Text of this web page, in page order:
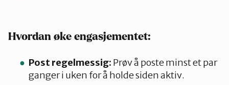
Hvordan øke engasjementet:
Post regelmessig: Prøv å poste minst et par
ganger i uken for å holde siden aktiv.